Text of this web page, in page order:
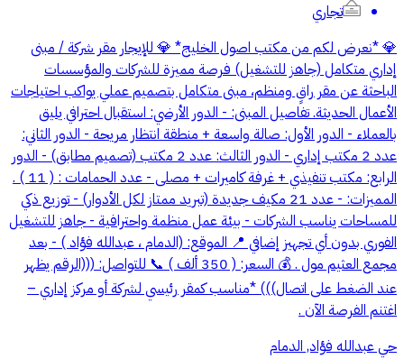
تجاري
💎 *نعرض لكم من مكتب اصول الخليج* 💎 للإيجار مقر شركة / مبنى
إداري متكامل (جاهز للتشغيل) فرصة مميزة للشركات والمؤسسات
الباحثة عن مقر راقٍ ومنظم، مبنى متكامل بتصميم عملي يواكب احتياجات
الأعمال الحديثة. تفاصيل المبنى: - الدور الأرضي: استقبال احترافي يليق
بالعملاء - الدور الأول: صالة واسعة + منطقة انتظار مريحة - الدور الثاني:
عدد 2 مكتب إداري - الدور الثالث: عدد 2 مكتب (تصميم مطابق) - الدور
الرابع: مكتب تنفيذي + غرفة كاميرات + مصلى - عدد الحمامات : ( 11 ) .
المميزات: - عدد 21 مكيف جديدة (تبريد ممتاز لكل الأدوار) - توزيع ذكي
للمساحات يناسب الشركات - بيئة عمل منظمة واحترافية - جاهز للتشغيل
الفوري بدون أي تجهيز إضافي 📍 الموقع: (الدمام ، عبدالله فؤاد ) - بعد
مجمع العثيم مول . 💰 السعر: ( 350 ألف ) 📞 للتواصل: (((الرقم يظهر
عند الضغط على اتصال))) *مناسب كمقر رئيسي لشركة أو مركز إداري –
اغتنم الفرصة الآن .
حي عبدالله فؤاد, الدمام